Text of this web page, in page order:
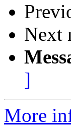
Next
]
More